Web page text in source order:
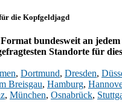
die Kopfgeldjagd
bundesweit an
Standorte für
, Dortmund, Dresden,
Breisgau, Hamburg,
, München, Osnabrück,